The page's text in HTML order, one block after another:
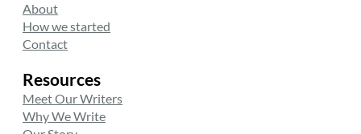
n
About
How we started
Contact
Resources
Meet Our Writers
Why We Write